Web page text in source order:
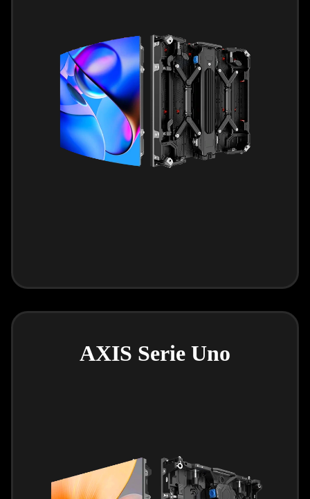
AXIS Serie Uno